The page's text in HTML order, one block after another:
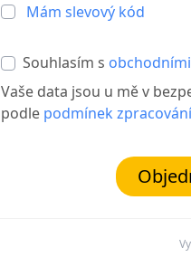
Mám slevový kód
Souhlasím s
Vaše data jsou u mě v
podle podmínek